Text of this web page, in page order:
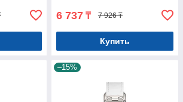
6 737 ₸ 7 926 ₸
Купить
–15%